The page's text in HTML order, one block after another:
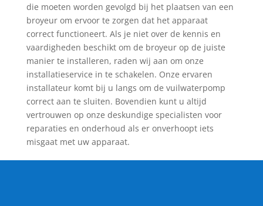
die moeten worden gevolgd bij het plaatsen van een
broyeur om ervoor te zorgen dat het apparaat
correct functioneert. Als je niet over de kennis en
vaardigheden beschikt om de broyeur op de juiste
manier te installeren, raden wij aan om onze
installatieservice in te schakelen. Onze ervaren
installateur komt bij u langs om de vuilwaterpomp
correct aan te sluiten. Bovendien kunt u altijd
vertrouwen op onze deskundige specialisten voor
reparaties en onderhoud als er onverhoopt iets
misgaat met uw apparaat.